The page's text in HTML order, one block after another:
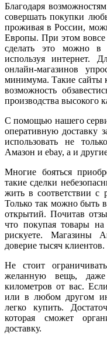
Благодаря
совершать покупки
проживая в России,
Европы. При этом
сделать это можно в
используя интернет.
онлайн-магазинов
минимума. Такие сайты
возможность
производства высокого
С помощью нашего
оперативную доставку
использовать не
Амазон и ebay, а и
Многие бояться
такие сделки
жить в соответствии с
Только так можно быть
открытий. Почитав
что покупая товары
рискуете. Магазины
доверие тысяч клиентов.
Не стоит
желанную вещь,
километров от вас.
или в любом другом
легко купить.
которая сможет
доставку.